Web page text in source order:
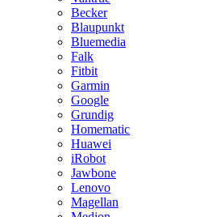
Becker
Blaupunkt
Bluemedia
Falk
Fitbit
Garmin
Google
Grundig
Homematic
Huawei
iRobot
Jawbone
Lenovo
Magellan